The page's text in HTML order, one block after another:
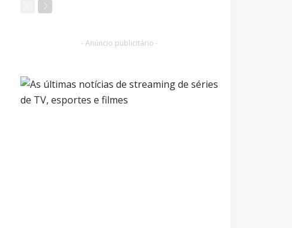
- Anúncio publicitário -